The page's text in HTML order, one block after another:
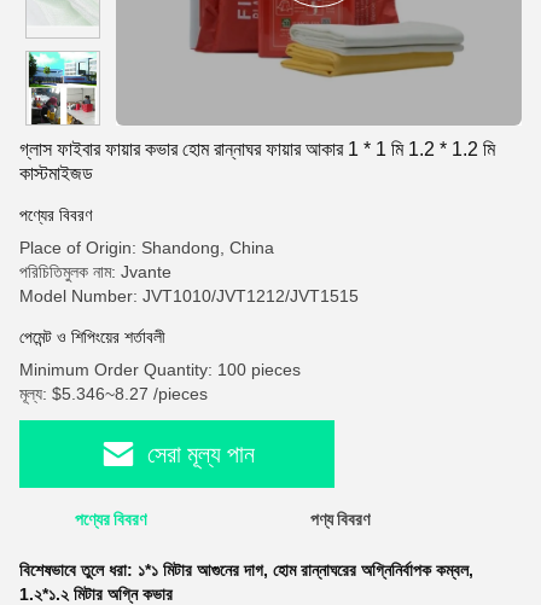
গ্লাস ফাইবার ফায়ার কভার হোম রান্নাঘর ফায়ার আকার 1 * 1 মি 1.2 * 1.2 মি
কাস্টমাইজড
পণ্যের বিবরণ
Place of Origin: Shandong, China
পরিচিতিমুলক নাম: Jvante
Model Number: JVT1010/JVT1212/JVT1515
পেমেন্ট ও শিপিংয়ের শর্তাবলী
Minimum Order Quantity: 100 pieces
মূল্য: $5.346~8.27 /pieces
সেরা মূল্য পান
পণ্যের বিবরণ পণ্য বিবরণ
বিশেষভাবে তুলে ধরা: ১*১ মিটার আগুনের দাগ, হোম রান্নাঘরের অগ্নিনির্বাপক কম্বল,
1.২*১.২ মিটার অগ্নি কভার